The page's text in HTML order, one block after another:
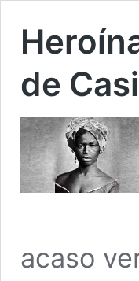
de
acaso